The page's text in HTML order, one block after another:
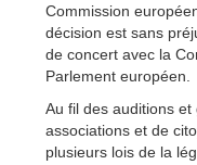
Commission
décision est sans
de concert avec la
Parlement européen.
Au fil des auditions et
associations et de
plusieurs lois de la